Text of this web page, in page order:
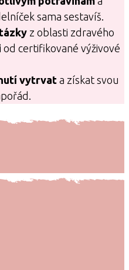
sama sestavíš.
z oblasti zdravého
od certifikované výživové
vytrvat a získat svou